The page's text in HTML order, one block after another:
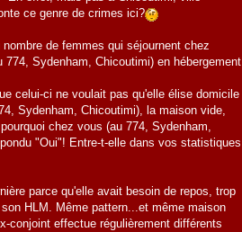
ce genre de crimes ici?
de femmes qui séjournent chez
Sydenham, Chicoutimi) en hébergement
celui-ci ne voulait pas qu'elle élise domicile
Sydenham, Chicoutimi), la maison vide,
chez vous (au 774, Sydenham,
"Oui"! Entre-t-elle dans vos statistiques
parce qu'elle avait besoin de repos, trop
HLM. Même pattern...et même maison
effectue régulièrement différents